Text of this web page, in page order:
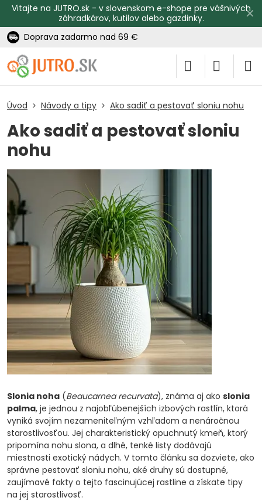
✕
Vitajte na JUTRO.sk - v slovenskom e-shope pre vášnivých
záhradkárov, kutilov alebo gazdinky.
Doprava zadarmo nad 69 €
Úvod Návody a tipy Ako sadiť a pestovať sloniu nohu
Ako sadiť a pestovať sloniu
nohu
Slonia noha (Beaucarnea recurvata), známa aj ako slonia
palma, je jednou z najobľúbenejších izbových rastlín, ktorá
vyniká svojím nezameniteľným vzhľadom a nenáročnou
starostlivosťou. Jej charakteristický opuchnutý kmeň, ktorý
pripomína nohu slona, a dlhé, tenké listy dodávajú
miestnosti exotický nádych. V tomto článku sa dozviete, ako
správne pestovať sloniu nohu, aké druhy sú dostupné,
zaujímavé fakty o tejto fascinujúcej rastline a získate tipy
na jej starostlivosť.